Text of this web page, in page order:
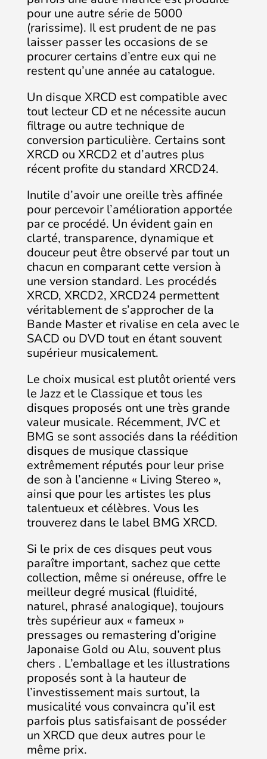
pour une autre série de 5000
(rarissime). Il est prudent de ne pas
laisser passer les occasions de se
procurer certains d’entre eux qui ne
restent qu’une année au catalogue.
Un disque XRCD est compatible avec
tout lecteur CD et ne nécessite aucun
filtrage ou autre technique de
conversion particulière. Certains sont
XRCD ou XRCD2 et d’autres plus
récent profite du standard XRCD24.
Inutile d’avoir une oreille très affinée
pour percevoir l’amélioration apportée
par ce procédé. Un évident gain en
clarté, transparence, dynamique et
douceur peut être observé par tout un
chacun en comparant cette version à
une version standard. Les procédés
XRCD, XRCD2, XRCD24 permettent
véritablement de s’approcher de la
Bande Master et rivalise en cela avec le
SACD ou DVD tout en étant souvent
supérieur musicalement.
Le choix musical est plutôt orienté vers
le Jazz et le Classique et tous les
disques proposés ont une très grande
valeur musicale. Récemment, JVC et
BMG se sont associés dans la réédition
disques de musique classique
extrêmement réputés pour leur prise
de son à l’ancienne « Living Stereo »,
ainsi que pour les artistes les plus
talentueux et célèbres. Vous les
trouverez dans le label BMG XRCD.
Si le prix de ces disques peut vous
paraître important, sachez que cette
collection, même si onéreuse, offre le
meilleur degré musical (fluidité,
naturel, phrasé analogique), toujours
très supérieur aux « fameux »
pressages ou remastering d’origine
Japonaise Gold ou Alu, souvent plus
chers . L’emballage et les illustrations
proposés sont à la hauteur de
l’investissement mais surtout, la
musicalité vous convaincra qu’il est
parfois plus satisfaisant de posséder
un XRCD que deux autres pour le
même prix.